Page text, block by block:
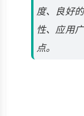
度、良好
性、应用
点。